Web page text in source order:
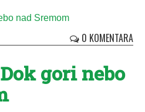
0 KOMENTARA
gori nebo